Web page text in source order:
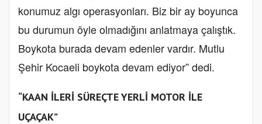
konumuz algı operasyonları. Biz bir ay boyunca
bu durumun öyle olmadığını anlatmaya çalıştık.
Boykota burada devam edenler vardır. Mutlu
Şehir Kocaeli boykota devam ediyor” dedi.
“KAAN İLERİ SÜREÇTE YERLİ MOTOR İLE
UÇAÇAK”